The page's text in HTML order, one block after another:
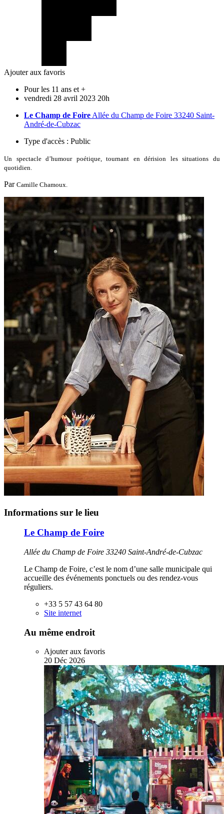
Ajouter aux favoris
Pour les 11 ans et +
vendredi 28 avril 2023 20h
Le Champ de Foire Allée du Champ de Foire 33240 Saint-
André-de-Cubzac
Type d'accès : Public
Un spectacle d’humour poétique, tournant en dérision les situations du
quotidien.
Par Camille Chamoux.
Informations sur le lieu
Le Champ de Foire
Allée du Champ de Foire 33240 Saint-André-de-Cubzac
Le Champ de Foire, c’est le nom d’une salle municipale qui
accueille des événements ponctuels ou des rendez-vous
réguliers.
+33 5 57 43 64 80
Site internet
Au même endroit
Ajouter aux favoris
20 Déc 2026